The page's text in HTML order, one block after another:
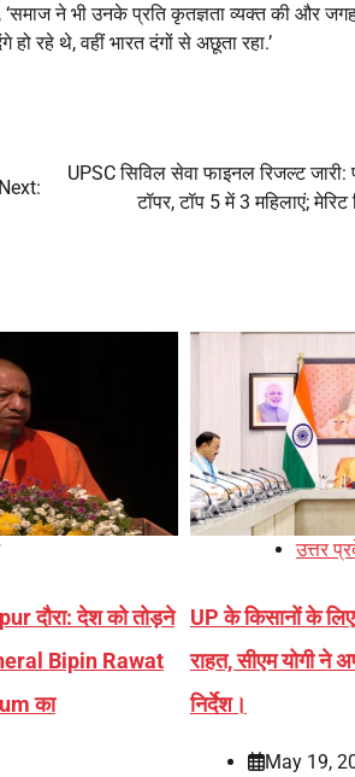
‘समाज ने भी उनके प्रति कृतज्ञता व्यक्त की और
रहे थे, वहीं भारत दंगों से अछूता रहा.’
Next:
UPSC सिविल सेवा फाइनल रिजल्ट जारी:
टॉपर, टॉप 5 में 3 महिलाएं;
दौरा: देश को तोड़ने
Bipin Rawat
का
उत्तर
UP के किसानों के
राहत, सीएम योगी ने
निर्देश।
May 19,